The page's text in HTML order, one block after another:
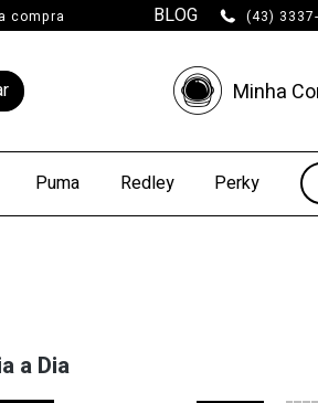
compra BLOG (43)
Minha
Minhas
Puma Redley Perky
a Dia